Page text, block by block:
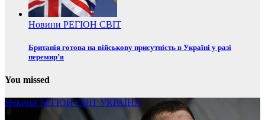
Новини РЕГІОН СВІТ
Британія готова на військову присутність в Україні у разі
перемир’я
You missed
Новини РЕГІОНСВІТ УКРАЇНА